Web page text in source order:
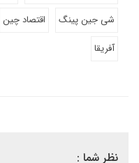
شی جین پینگ
اقتصاد چین
آفریقا
نظر شما :